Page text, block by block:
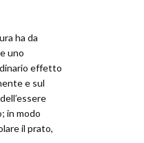
ha da
uno
effetto
e sul
in modo
il prato,